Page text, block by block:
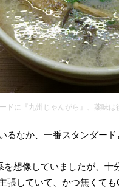
ドに『九州じゃんがら』、薬味は
るなか、一番スタンダー
想像していましたが、
していて、かつ無くても